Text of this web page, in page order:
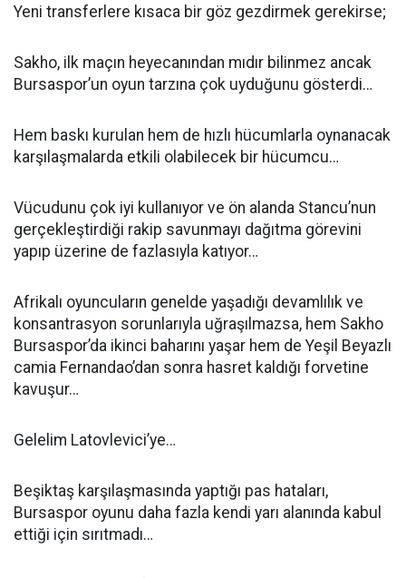
Yeni transferlere kısaca bir göz gezdirmek gerekirse;
Sakho, ilk maçın heyecanından mıdır bilinmez ancak
Bursaspor’un oyun tarzına çok uyduğunu gösterdi…
Hem baskı kurulan hem de hızlı hücumlarla oynanacak
karşılaşmalarda etkili olabilecek bir hücumcu…
Vücudunu çok iyi kullanıyor ve ön alanda Stancu’nun
gerçekleştirdiği rakip savunmayı dağıtma görevini
yapıp üzerine de fazlasıyla katıyor…
Afrikalı oyuncuların genelde yaşadığı devamlılık ve
konsantrasyon sorunlarıyla uğraşılmazsa, hem Sakho
Bursaspor’da ikinci baharını yaşar hem de Yeşil Beyazlı
camia Fernandao’dan sonra hasret kaldığı forvetine
kavuşur…
Gelelim Latovlevici’ye…
Beşiktaş karşılaşmasında yaptığı pas hataları,
Bursaspor oyunu daha fazla kendi yarı alanında kabul
ettiği için sırıtmadı…